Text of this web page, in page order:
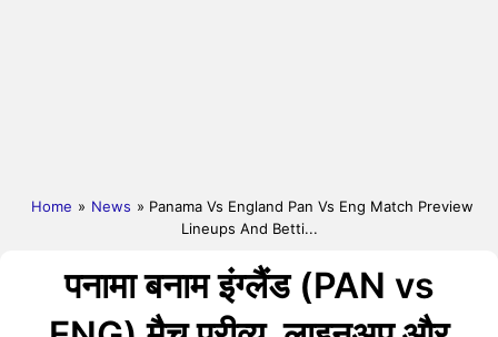
Home » News » Panama Vs England Pan Vs Eng Match Preview
Lineups And Betti...
पनामा बनाम इंग्लैंड (PAN vs